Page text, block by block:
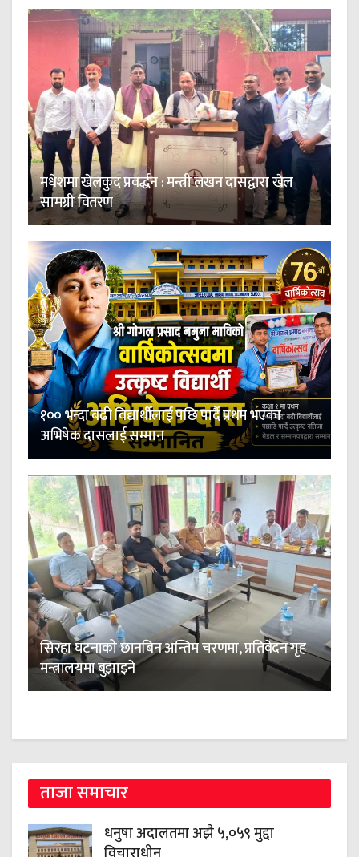
मधेशमा खेलकुद प्रवर्द्धन : मन्त्री लखन दासद्वारा खेल
सामग्री वितरण
१०० भन्दा बढी विद्यार्थीलाई पछि पार्दै प्रथम भएका
अभिषेक दासलाई सम्मान
सिरहा घटनाको छानबिन अन्तिम चरणमा, प्रतिवेदन गृह
मन्त्रालयमा बुझाइने
ताजा समाचार
धनुषा अदालतमा अझै ५,०५९ मुद्दा